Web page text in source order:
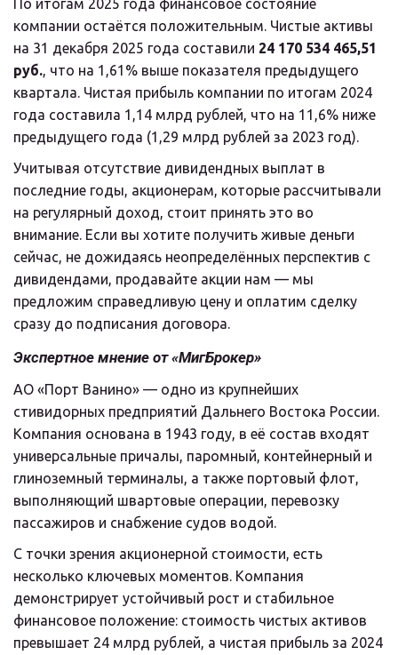
По итогам 2025 года финансовое состояние
компании остаётся положительным. Чистые активы
на 31 декабря 2025 года составили 24 170 534 465,51
руб., что на 1,61% выше показателя предыдущего
квартала. Чистая прибыль компании по итогам 2024
года составила 1,14 млрд рублей, что на 11,6% ниже
предыдущего года (1,29 млрд рублей за 2023 год).
Учитывая отсутствие дивидендных выплат в
последние годы, акционерам, которые рассчитывали
на регулярный доход, стоит принять это во
внимание. Если вы хотите получить живые деньги
сейчас, не дожидаясь неопределённых перспектив с
дивидендами, продавайте акции нам — мы
предложим справедливую цену и оплатим сделку
сразу до подписания договора.
Экспертное мнение от «МигБрокер»
АО «Порт Ванино» — одно из крупнейших
стивидорных предприятий Дальнего Востока России.
Компания основана в 1943 году, в её состав входят
универсальные причалы, паромный, контейнерный и
глиноземный терминалы, а также портовый флот,
выполняющий швартовые операции, перевозку
пассажиров и снабжение судов водой.
С точки зрения акционерной стоимости, есть
несколько ключевых моментов. Компания
демонстрирует устойчивый рост и стабильное
финансовое положение: стоимость чистых активов
превышает 24 млрд рублей, а чистая прибыль за 2024